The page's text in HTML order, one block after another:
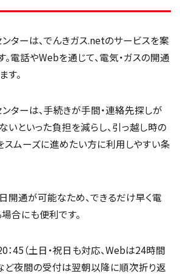
ターは、でんきガス.netのサービスを案
。電話やWebを通じて、電気・ガスの開通
す。
ターは、手続きが手間・連絡先探しが
いといった負担を減らし、引っ越し時の
スムーズに進めたい方に利用しやすい条
開通が可能なため、できるだけ早く電
合にも便利です。
45（土日・祝日も対応、Webは24時間
ど夜間の受付は翌朝以降に順次折り返